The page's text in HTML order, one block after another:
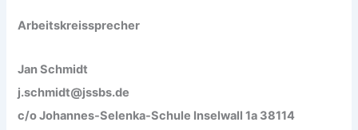
Arbeitskreissprecher
Jan Schmidt
j.schmidt@jssbs.de
c/o Johannes-Selenka-Schule Inselwall 1a 38114